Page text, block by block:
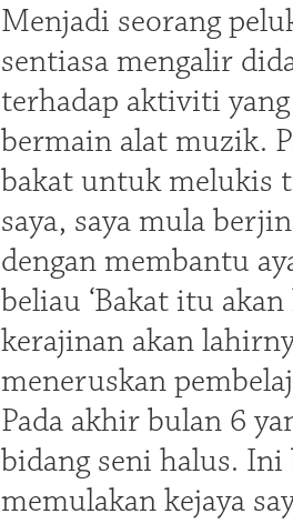
Menjadi seorang
sentiasa mengalir
terhadap aktiviti
bermain alat muzik.
bakat untuk melukis
saya, saya mula
dengan membantu
beliau ‘Bakat itu
kerajinan akan
meneruskan
Pada akhir bulan 6
bidang seni halus.
memulakan kejaya